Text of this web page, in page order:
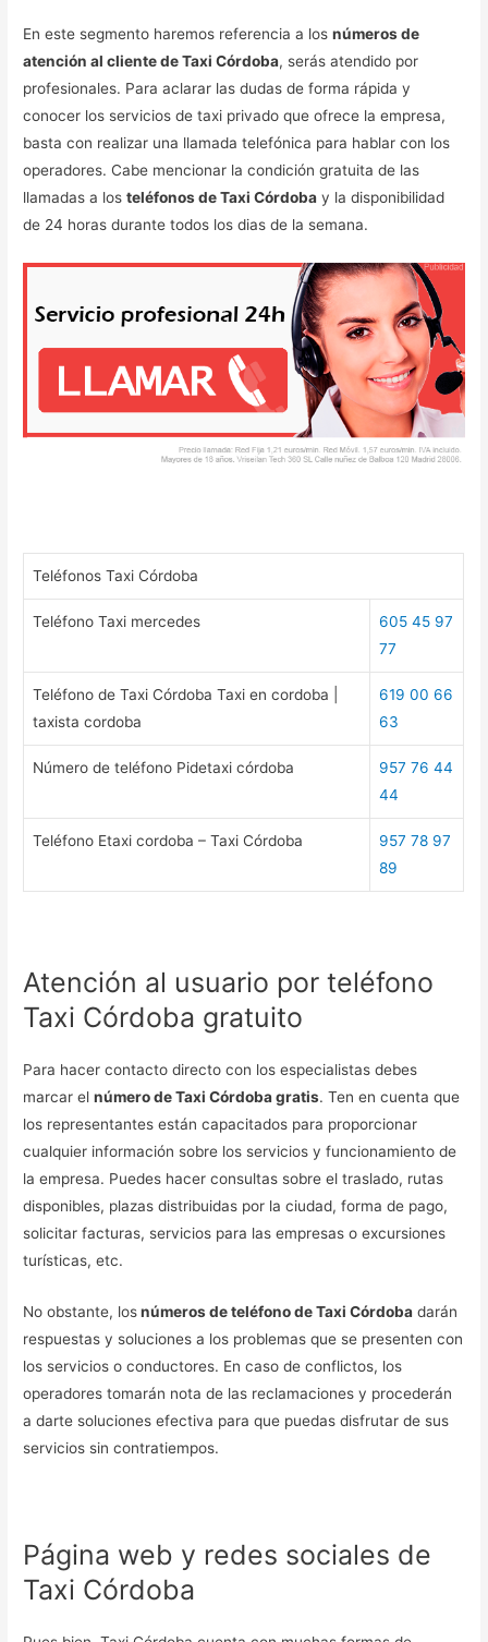
En este segmento haremos referencia a losnúmeros de
atención al cliente de Taxi Córdoba, serás atendido por
profesionales. Para aclarar las dudas de forma rápida y
conocer los servicios de taxi privado que ofrece la empresa,
basta con realizar una llamada telefónica para hablar con los
operadores. Cabe mencionar la condición gratuita de las
llamadas a losteléfonos de Taxi Córdoba y la disponibilidad
de 24 horas durante todos los dias de la semana.
Teléfonos Taxi Córdoba
Teléfono Taxi mercedes
605 45 97
77
Teléfono de Taxi Córdoba Taxi en cordoba |
taxista cordoba
619 00 66
63
Número de teléfono Pidetaxi córdoba
957 76 44
44
Teléfono Etaxi cordoba – Taxi Córdoba
957 78 97
89
Atención al usuario por teléfono
Taxi Córdoba gratuito
Para hacer contacto directo con los especialistas debes
marcar elnúmero de Taxi Córdoba gratis. Ten en cuenta que
los representantes están capacitados para proporcionar
cualquier información sobre los servicios y funcionamiento de
la empresa. Puedes hacer consultas sobre el traslado, rutas
disponibles, plazas distribuidas por la ciudad, forma de pago,
solicitar facturas, servicios para las empresas o excursiones
turísticas, etc.
No obstante, losnúmeros de teléfono de Taxi Córdoba darán
respuestas y soluciones a los problemas que se presenten con
los servicios o conductores. En caso de conflictos, los
operadores tomarán nota de las reclamaciones y procederán
a darte soluciones efectiva para que puedas disfrutar de sus
servicios sin contratiempos.
Página web y redes sociales de
Taxi Córdoba